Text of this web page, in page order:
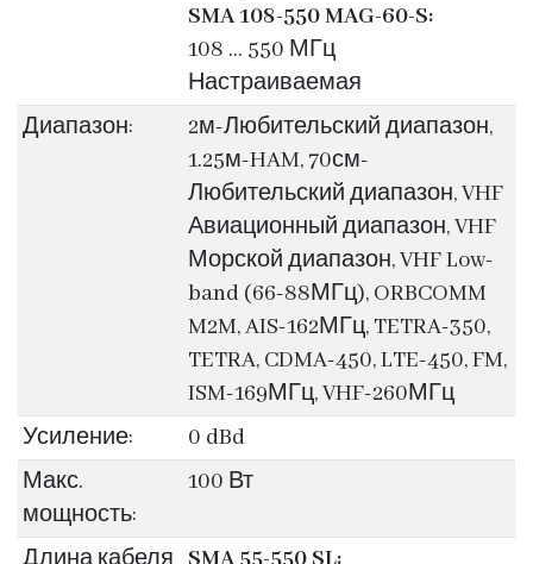
SMA 108-550 MAG-60-S:
108 … 550 МГц
Настраиваемая
Диапазон:
2м-Любительский диапазон,
1.25м-HAM, 70см-
Любительский диапазон, VHF
Авиационный диапазон, VHF
Морской диапазон, VHF Low-
band (66-88МГц), ORBCOMM
M2M, AIS-162МГц, TETRA-350,
TETRA, CDMA-450, LTE-450, FM,
ISM-169МГц, VHF-260МГц
Усиление:
0 dBd
Макс.
мощность:
100 Вт